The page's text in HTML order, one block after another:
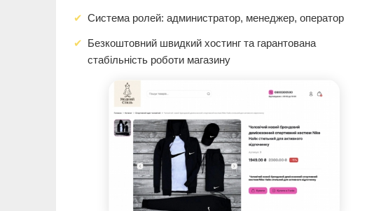
Система ролей: администратор, менеджер, оператор
Безкоштовний швидкий хостинг та гарантована
стабільність роботи магазину